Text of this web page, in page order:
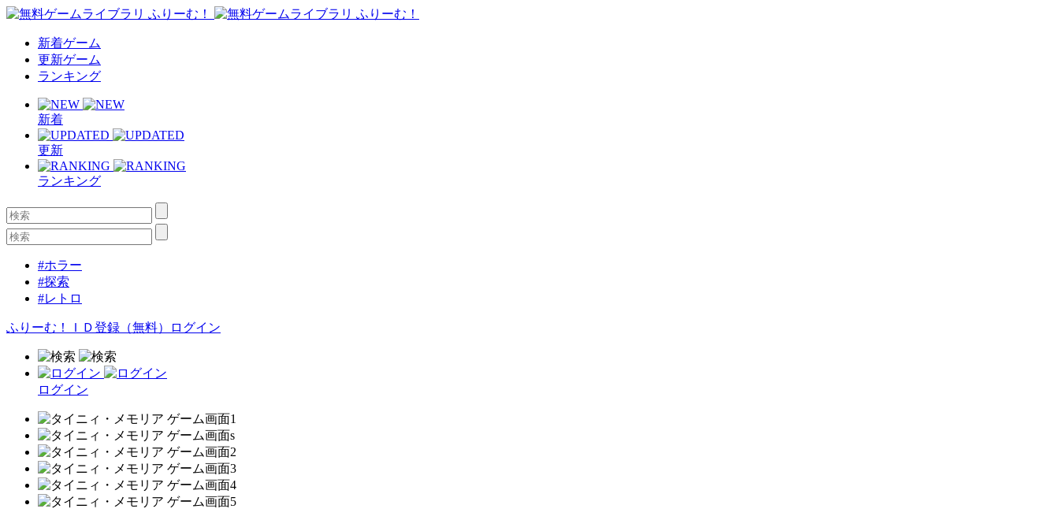
新着ゲーム
更新ゲーム
ランキング
新着
更新
ランキング
#ホラー
#探索
#レトロ
ふりーむ！ＩＤ登録（無料） ログイン
ログイン